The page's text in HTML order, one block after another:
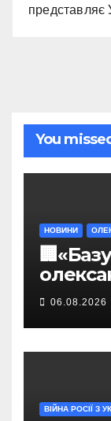
представляє
You
НОВИНИ
можуть
2,8 млн
06.08.2026
ВІЙНА РОСІЇ З